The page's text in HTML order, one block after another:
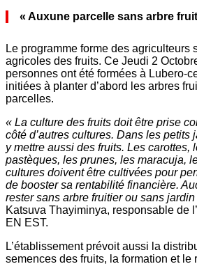
« Auxune parcelle sans arbre
Le programme forme des agriculteurs
agricoles des fruits. Ce Jeudi 2
personnes ont été formées à Lubero-
initiées à planter d’abord les arbres
parcelles.
« La culture des fruits doit être prise
côté d’autres cultures. Dans les petits
y mettre aussi des fruits. Les carottes,
pastèques, les prunes, les maracuja,
cultures doivent être cultivées pour
de booster sa rentabilité financière.
rester sans arbre fruitier ou sans jardin
Katsuva Thayiminya, responsable de
EN EST.
L’établissement prévoit aussi la
semences des fruits, la formation et le